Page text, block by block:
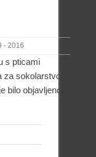
- 2016
s pticami
sokolarstvo in
bilo objavljeno